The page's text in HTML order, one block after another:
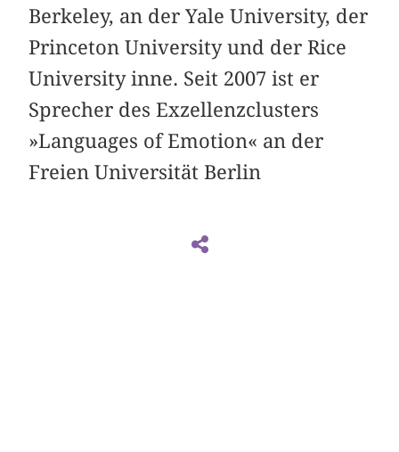
Berkeley, an der Yale University, der
Princeton University und der Rice
University inne. Seit 2007 ist er
Sprecher des Exzellenzclusters
»Languages of Emotion« an der
Freien Universität Berlin